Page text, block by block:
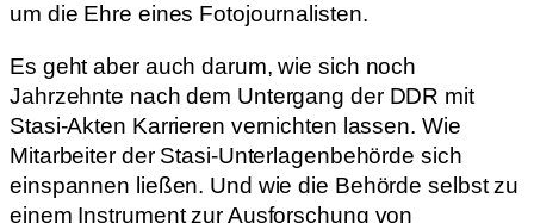
um die Ehre eines Fotojournalisten.
Es geht aber auch darum, wie sich noch
Jahrzehnte nach dem Untergang der DDR mit
Stasi-Akten Karrieren vernichten lassen. Wie
Mitarbeiter der Stasi-Unterlagenbehörde sich
einspannen ließen. Und wie die Behörde selbst zu
einem Instrument zur Ausforschung von